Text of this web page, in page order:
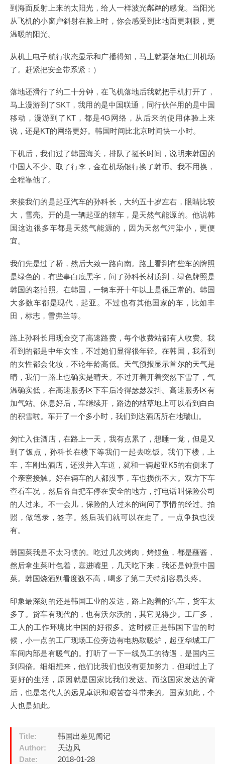
到海面反射上来的太阳光，给人一样波光粼粼的感觉。当阳光
从飞机的小窗户斜射在脸上时，你会感受到比地面更刺眼，更
温暖的阳光。
从机上电子航行状态显示和广播得知，马上就要落地仁川机场
了。赶紧把安全带系紧：）
落地还滑行了约二十分钟，在飞机落地后我就把手机打开了，
马上漫游到了SKT，我用的是中国联通，同行伙伴用的是中国
移动，漫游到了KT，都是4G网络，从后来的使用体验上来
说，还是KT的网络更好。韩国时间比北京时间快一小时。
下机后，我们过了韩国海关，排队了挺长时间，说明来韩国的
中国人不少。取了行李，金在机场银行换了韩币。我不用换，
全程靠他了。
来接我们的是起亚汽车的孙科长，大约五十岁左右，眼睛比较
大，雪亮。开的是一辆起亚的轿车，是天然气能源的。他说韩
国这边很多车都是天然气能源的，因为天然气污染小，更便
宜。
我们先是过了桥，然后大致一路向南。路上看到有些车的牌照
是绿色的，有些事白底黑字，问了孙科长材质到，绿色牌照是
韩国的老拍照。在韩国，一辆车开十年以上是很正常的。韩国
大多数车都是现代，起亚。不过也有其他国家的车，比如丰
田，标志，雪弗兰等。
路上孙科长用现金交了高速路费，每个收费站都有人收费。我
看到的都是中年女性，不过她们显得很年轻。在韩国，我看到
的女性都会化妆，不论年龄高低。天气预报显示首尔的天气是
晴，我们一路上也确实是晴天。不过开着开着突然下雪了，气
温确实低，在高速服务区下车后冷得瑟瑟发抖。高速服务区有
加气站。休息好后，车继续开，路边的枯草地上可以看到白白
的积雪啦。车开了一个多小时，我们到达酒店所在地瑞山。
匆忙入住酒店，在路上一天，我有点累了，想睡一觉，但是又
到了饭点，孙科长在楼下等我们一起去吃饭。我们下楼，上
车，车刚出酒店，还没并入车道，就和一辆起亚K5的右侧来了
个亲密接触。好在辆车的人都没事，车也损伤不大。双方下车
查看车况，然后各自把车停在安全的地方，打电话叫保险公司
的人过来。不一会儿，保险的人过来的询问了事情的经过。拍
照，做笔录，签字。然后我们就可以在走了。一点争执也没
有。
韩国菜我是不太习惯的。吃过几次烤肉，烤鳗鱼，都是蘸酱，
然后拿生菜叶包着，塞进嘴里，几天吃下来，我还是钟意中国
菜。韩国烧酒别看度数不高，喝多了第二天特别容易头疼。
印象最深刻的还是韩国工业的发达，路上跑着的汽车，货车太
多了。货车有现代的，也有沃尔沃的，其它见得少。工厂多，
工人的工作环境比中国的好很多。这时候正是韩国下雪的时
候，小一点的工厂现场工位旁边有电热取暖炉，起亚华城工厂
车间内部是有暖气的。打听了一下一线员工的待遇，是国内三
到四倍。细细想来，他们比我们也没有更加努力，但却过上了
更好的生活，原因就是国家比我们发达。而这国家发达的背
后，也是老代人的远见卓识和艰苦奋斗带来的。国家如此，个
人也是如此。
Title:
韩国出差见闻记
Author:
天边风
Date:
2018-01-28